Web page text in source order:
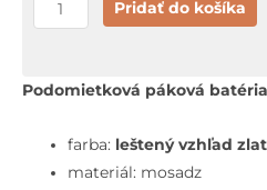
Axor
Batéria
omietku,
Pridať do košíka
Podomietková páková batéria
farba: leštený vzhľad
materiál: mosadz